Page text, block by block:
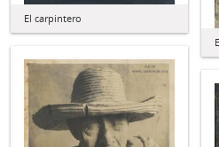
El carpintero